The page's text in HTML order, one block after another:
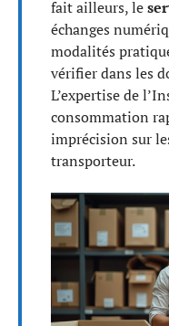
fait ailleurs, le
échanges
modalités
vérifier dans les
L’expertise de
consommation
imprécision sur
transporteur.